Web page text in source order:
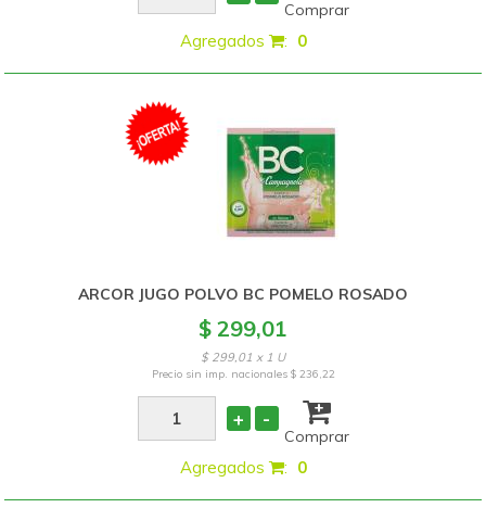
Comprar
Agregados : 0
ARCOR JUGO POLVO BC POMELO ROSADO
$ 299,01
$ 299,01 x 1 U
Precio sin imp. nacionales $ 236,22
+ -
Comprar
Agregados : 0